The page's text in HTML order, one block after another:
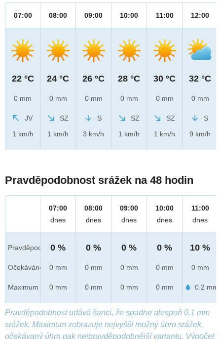
07:00
22 °C
0 mm
JV
1 km/h
08:00
24 °C
0 mm
SZ
1 km/h
09:00
26 °C
0 mm
S
3 km/h
10:00
28 °C
0 mm
SZ
1 km/h
11:00
30 °C
0 mm
SZ
1 km/h
12:00
32 °C
0 mm
S
9 km/h
Pravděpodobnost srážek na 48 hodin
Pravděpod.
Očekáváno
Maximum
07:00
dnes
0 %
0 mm
0 mm
08:00
dnes
0 %
0 mm
0 mm
09:00
dnes
0 %
0 mm
0 mm
10:00
dnes
0 %
0 mm
0 mm
11:00
dnes
10 %
0 mm
0.2 mm
Pravděpodobnost udává šanci, že spadne alespoň 0,1 mm
srážek. Maximum zobrazuje nejvyšší možný úhrn srážek,
očekávaný úhrn pak nejpravděpodobnější variantu. Výpočet